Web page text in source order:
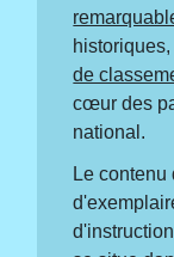
de
cœur des
national.
Le contenu